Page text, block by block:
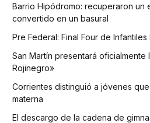
Barrio Hipódromo: recuperaron un
convertido en un basural
Pre Federal: Final Four de
San Martín presentará oficialmente
Rojinegro»
Corrientes distinguió a jóvenes
materna
El descargo de la cadena de